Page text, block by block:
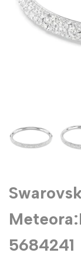
5684241